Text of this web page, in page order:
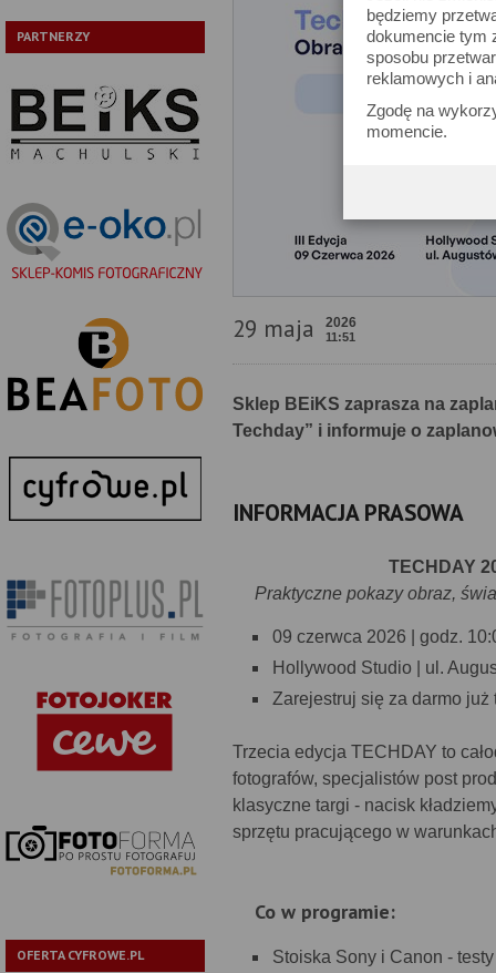
będziemy
dokumencie tym
sposobu
reklamowych i
Zgodę na
momencie.
PARTNERZY
OFERTA CYFROWE.PL
29 maja 2026
11:51
Sklep BEiKS zaprasza na
Techday” i informuje o
INFORMACJA PRASOWA
TECHDAY
Praktyczne pokazy obraz,
09 czerwca 2026 | godz.
Hollywood Studio | ul.
Zarejestruj się za darmo już
Trzecia edycja TECHDAY to
fotografów, specjalistów post
klasyczne targi - nacisk
sprzętu pracującego w
Co w programie:
Stoiska Sony i Canon -